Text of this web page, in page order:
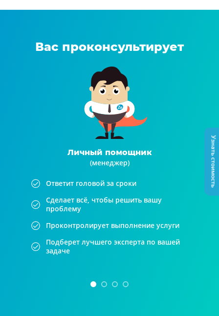
Вас проконсультирует
Личный помощник
(менеджер)
Ответит головой за сроки
Сделает всё, чтобы решить вашу
проблему
Проконтролирует выполнение услуги
Подберет лучшего эксперта по вашей
задаче
Узнать стоимость